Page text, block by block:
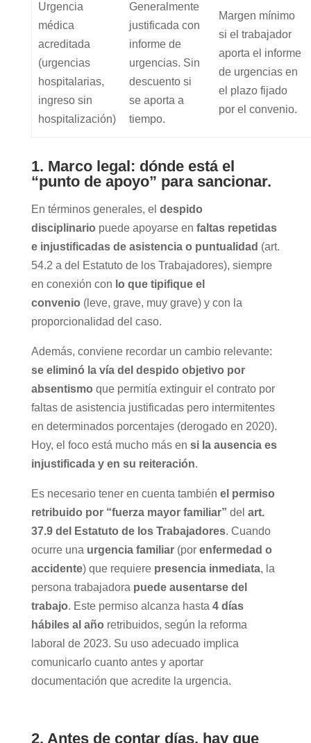
Urgencia
médica
acreditada
(urgencias
hospitalarias,
ingreso sin
hospitalización)
Generalmente
justificada con
informe de
urgencias. Sin
descuento si
se aporta a
tiempo.
Margen mínimo
si el trabajador
aporta el informe
de urgencias en
el plazo fijado
por el convenio.
1. Marco legal: dónde está el
“punto de apoyo” para sancionar.
En términos generales, el despido
disciplinario puede apoyarse en faltas repetidas
e injustificadas de asistencia o puntualidad (art.
54.2 a del Estatuto de los Trabajadores), siempre
en conexión con lo que tipifique el
convenio (leve, grave, muy grave) y con la
proporcionalidad del caso.
Además, conviene recordar un cambio relevante:
se eliminó la vía del despido objetivo por
absentismo que permitía extinguir el contrato por
faltas de asistencia justificadas pero intermitentes
en determinados porcentajes (derogado en 2020).
Hoy, el foco está mucho más en si la ausencia es
injustificada y en su reiteración.
Es necesario tener en cuenta también el permiso
retribuido por “fuerza mayor familiar” del art.
37.9 del Estatuto de los Trabajadores. Cuando
ocurre una urgencia familiar(por enfermedad o
accidente) que requiere presencia inmediata, la
persona trabajadora puede ausentarse del
trabajo. Este permiso alcanza hasta 4 días
hábiles al año retribuidos, según la reforma
laboral de 2023. Su uso adecuado implica
comunicarlo cuanto antes y aportar
documentación que acredite la urgencia.
2. Antes de contar días, hay que